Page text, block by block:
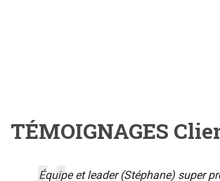
TÉMOIGNAGES
Équipe et leader (Stéphane) super